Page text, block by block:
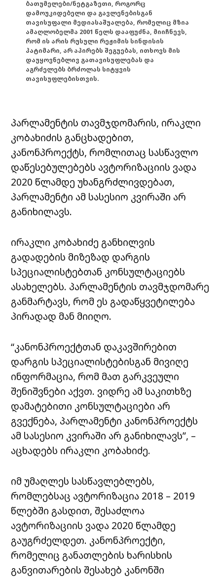
ბათუმელები/ნეტგაზეთი, როგორც
დამოუკიდებელი და გავლენებისგან
თავისუფალი მედიასაშუალება, რომელიც მზია
ამაღლობელმა 2001 წელს დააფუძნა, მიიჩნევს,
რომ ის არის რუსული რეჟიმის სინდისის
პატიმარი, არ აპირებს შეგუებას, ითხოვს მის
დაუყოვნებლივ გათავისუფლებას და
აგრძელებს ბრძოლას სიტყვის
თავისუფლებისთვის.
პარლამენტის თავმჯდომარის, ირაკლი
კობახიძის განცხადებით,
კანონპროექტს, რომლითაც სასწავლო
დაწესებულებებს ავტორიზაციის ვადა
2020 წლამდე უხანგრძლივდებათ,
პარლამენტი ამ სასესიო კვირაში არ
განიხილავს.
ირაკლი კობახიძე განხილვის
გადადების მიზეზად დარგის
სპეციალისტებთან კონსულტაციებს
ასახელებს. პარლამენტის თავმჯდომარე
განმარტავს, რომ ეს გადაწყვეტილება
პირადად მან მიიღო.
“კანონპროექტთან დაკავშირებით
დარგის სპეციალისტებისგან მივიღე
ინფორმაცია, რომ მათ გარკვეული
შენიშვნები აქვთ. ვიდრე ამ საკითხზე
დამატებითი კონსულტაციები არ
გვექნება, პარლამენტი კანონპროექტს
ამ სასესიო კვირაში არ განიხილავს”, –
აცხადებს ირაკლი კობახიძე.
იმ უმაღლეს სასწავლებლებს,
რომლებსაც ავტორიზაცია 2018 – 2019
წლებში გასდით, შესაძლოა
ავტორიზაციის ვადა 2020 წლამდე
გაუგრძელდეთ. კანონპროექტი,
რომელიც განათლების ხარისხის
განვითარების შესახებ კანონში